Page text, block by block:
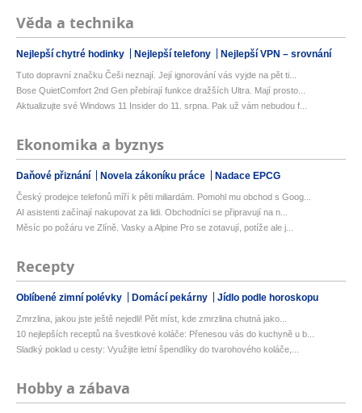
Věda a technika
Nejlepší chytré hodinky Nejlepší telefony Nejlepší VPN – srovnání
Tuto dopravní značku Češi neznají. Její ignorování vás vyjde na pět ti...
Bose QuietComfort 2nd Gen přebírají funkce dražších Ultra. Mají prosto...
Aktualizujte své Windows 11 Insider do 11. srpna. Pak už vám nebudou f...
Ekonomika a byznys
Daňové přiznání Novela zákoníku práce Nadace EPCG
Český prodejce telefonů míří k pěti miliardám. Pomohl mu obchod s Goog...
AI asistenti začínají nakupovat za lidi. Obchodníci se připravují na n...
Měsíc po požáru ve Zlíně. Vasky a Alpine Pro se zotavují, potíže ale j...
Recepty
Oblíbené zimní polévky Domácí pekárny Jídlo podle horoskopu
Zmrzlina, jakou jste ještě nejedli! Pět míst, kde zmrzlina chutná jako...
10 nejlepších receptů na švestkové koláče: Přenesou vás do kuchyně u b...
Sladký poklad u cesty: Využijte letní špendlíky do tvarohového koláče,...
Hobby a zábava